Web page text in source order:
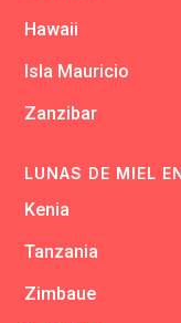
Hawaii
Isla Mauricio
Zanzibar
LUNAS DE MIEL
Kenia
Tanzania
Zimbaue